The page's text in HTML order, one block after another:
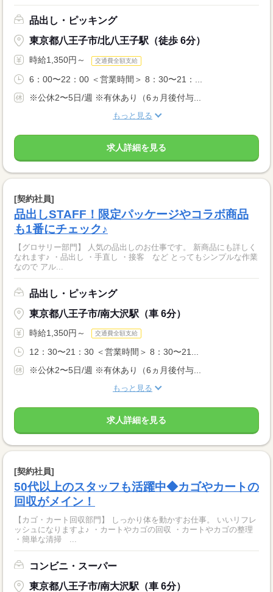
品出し・ピッキング
東京都八王子市/北八王子駅（徒歩 6分）
時給1,350円～ 交通費全額支給
6：00〜22：00 ＜営業時間＞ 8：30〜21：...
※公休2〜5日/週 ※有休あり（6ヵ月後付与...
もっと見る
求人詳細を見る
[契約社員]
品出しSTAFF！限定パッケージやコラボ商品
も1番にチェック♪
【グロサリー部門】 人気の品出しのお仕事です。 新商品にも詳しく
なれます♪ ・品出し ・手直し ・接客 など とってもシンプルな作業
なので アル...
品出し・ピッキング
東京都八王子市/南大沢駅（車 6分）
時給1,350円～ 交通費全額支給
12：30〜21：30 ＜営業時間＞ 8：30〜21...
※公休2〜5日/週 ※有休あり（6ヵ月後付与...
もっと見る
求人詳細を見る
[契約社員]
50代以上のスタッフも活躍中◆カゴやカートの
回収がメイン！
【カゴ・カート回収部門】 しっかり体を動かすお仕事。 いいリフレ
ッシュになりますよ♪ ・カートやカゴの回収 ・カートやカゴの整理
・簡単な清掃 ...
コンビニ・スーパー
東京都八王子市/南大沢駅（車 6分）